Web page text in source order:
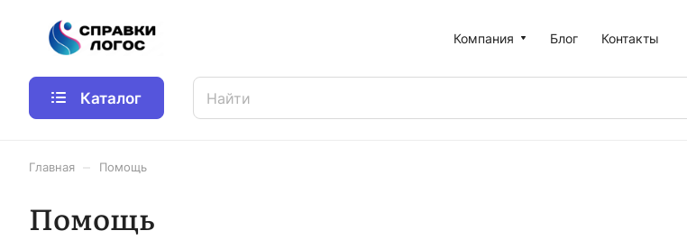
Компания Блог Контакты
Каталог
Главная Помощь
Помощь